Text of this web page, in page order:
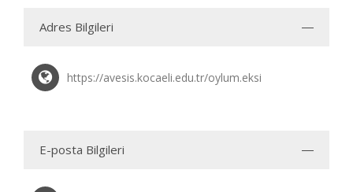
Adres Bilgileri
https://avesis.kocaeli.edu.tr/oylum.eksi
E-posta Bilgileri